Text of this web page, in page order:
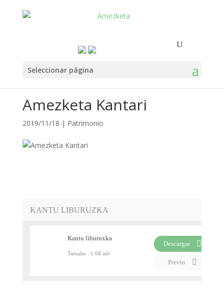
Seleccionar página
Amezketa Kantari
2019/11/18 | Patrimonio
KANTU LIBURUZKA
Kantu liburuxka
Tamaño : 1.68 mb
Descargar
Previo